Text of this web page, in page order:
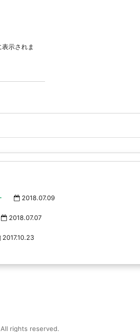
示されま
2018.07.09
2018.07.07
2017.10.23
All rights reserved.